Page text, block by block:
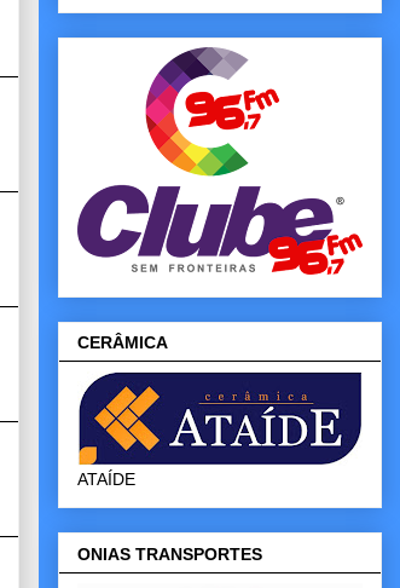
CERÂMICA
ATAÍDE
ONIAS TRANSPORTES